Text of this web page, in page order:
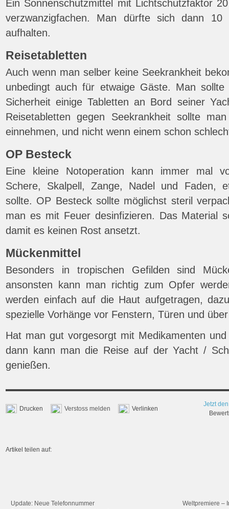
Ein Sonnenschutzmittel mit Lichtschutzfaktor
verzwanzigfachen. Man dürfte sich dann
aufhalten.
Reisetabletten
Auch wenn man selber keine Seekrankheit
unbedingt auch für etwaige Gäste. Man
Sicherheit einige Tabletten an Bord seiner
Reisetabletten gegen Seekrankheit sollte
einnehmen, und nicht wenn einem schon
OP Besteck
Eine kleine Notoperation kann immer mal
Schere, Skalpell, Zange, Nadel und Faden,
sollte. OP Besteck sollte möglichst steril
man es mit Feuer desinfizieren. Das Material
damit es keinen Rost ansetzt.
Mückenmittel
Besonders in tropischen Gefilden sind
ansonsten kann man richtig zum Opfer
werden einfach auf die Haut aufgetragen,
spezielle Vorhänge vor Fenstern, Türen und
Hat man gut vorgesorgt mit Medikamenten
dann kann man die Reise auf der Yacht /
genießen.
Drucken Verstoss melden Verlinken
Jetzt
Artikel teilen auf:
Update: Neue Telefonnummer
Weltpremiere –